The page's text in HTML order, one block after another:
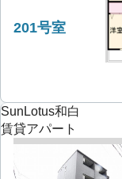
201号室
SunLotus和白
賃貸アパート